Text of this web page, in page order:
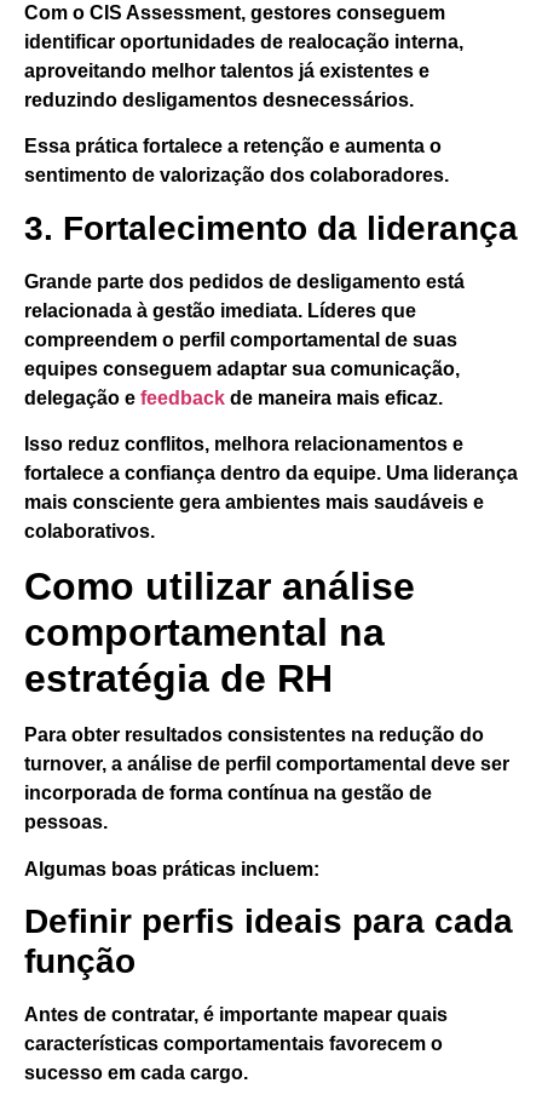
Com o CIS Assessment, gestores conseguem
identificar oportunidades de realocação interna,
aproveitando melhor talentos já existentes e
reduzindo desligamentos desnecessários.
Essa prática fortalece a retenção e aumenta o
sentimento de valorização dos colaboradores.
3. Fortalecimento da liderança
Grande parte dos pedidos de desligamento está
relacionada à gestão imediata. Líderes que
compreendem o perfil comportamental de suas
equipes conseguem adaptar sua comunicação,
delegação e feedback de maneira mais eficaz.
Isso reduz conflitos, melhora relacionamentos e
fortalece a confiança dentro da equipe. Uma liderança
mais consciente gera ambientes mais saudáveis e
colaborativos.
Como utilizar análise
comportamental na
estratégia de RH
Para obter resultados consistentes na redução do
turnover, a análise de perfil comportamental deve ser
incorporada de forma contínua na gestão de
pessoas.
Algumas boas práticas incluem:
Definir perfis ideais para cada
função
Antes de contratar, é importante mapear quais
características comportamentais favorecem o
sucesso em cada cargo.